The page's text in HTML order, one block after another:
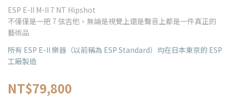
ESP E-II M-II 7 NT Hipshot
不僅僅是一把 7 弦吉他，無論是視覺上還是聲音上都是一件真正的
藝術品
所有 ESP E-II 樂器（以前稱為 ESP Standard）均在日本東京的 ESP
工廠製造
NT$79,800